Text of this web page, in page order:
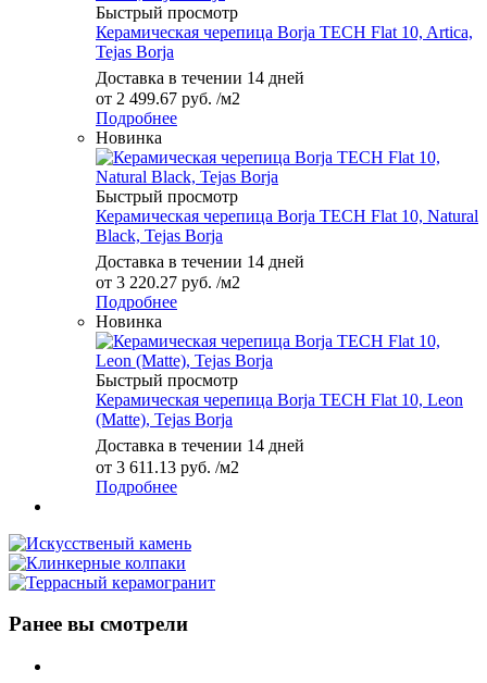
Быстрый просмотр
Керамическая черепица Borja TECH Flat 10, Artica,
Tejas Borja
Доставка в течении 14 дней
от 2 499.67 руб. /м2
Подробнее
Новинка
Быстрый просмотр
Керамическая черепица Borja TECH Flat 10, Natural
Black, Tejas Borja
Доставка в течении 14 дней
от 3 220.27 руб. /м2
Подробнее
Новинка
Быстрый просмотр
Керамическая черепица Borja TECH Flat 10, Leon
(Matte), Tejas Borja
Доставка в течении 14 дней
от 3 611.13 руб. /м2
Подробнее
Ранее вы смотрели